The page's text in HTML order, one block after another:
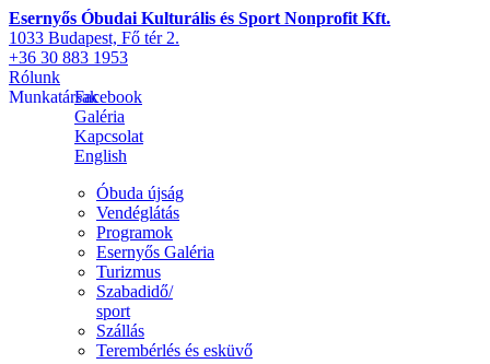
Esernyős Óbudai Kulturális és Sport Nonprofit Kft.
1033 Budapest, Fő tér 2.
+36 30 883 1953
Rólunk
MunkatársakFacebook
Galéria
Kapcsolat
English
Óbuda újság
Vendéglátás
Programok
Esernyős Galéria
Turizmus
Szabadidő/
sport
Szállás
Terembérlés és esküvő